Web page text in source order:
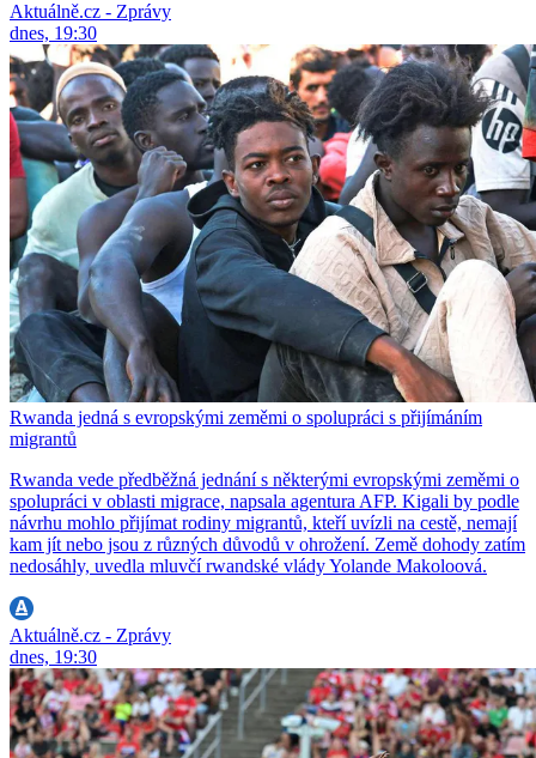
Aktuálně.cz - Zprávy
dnes, 19:30
Rwanda jedná s evropskými zeměmi o spolupráci s přijímáním
migrantů
Rwanda vede předběžná jednání s některými evropskými zeměmi o
spolupráci v oblasti migrace, napsala agentura AFP. Kigali by podle
návrhu mohlo přijímat rodiny migrantů, kteří uvízli na cestě, nemají
kam jít nebo jsou z různých důvodů v ohrožení. Země dohody zatím
nedosáhly, uvedla mluvčí rwandské vlády Yolande Makoloová.
Aktuálně.cz - Zprávy
dnes, 19:30